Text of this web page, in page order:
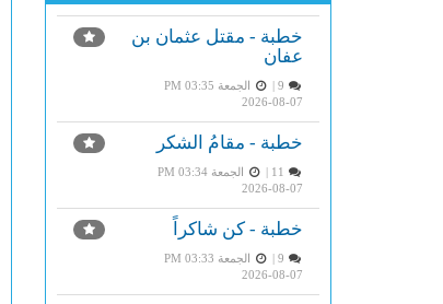
خطبة - مقتل عثمان بن
عفان
الجمعة PM 03:35
2026-08-07
خطبة - مقامُ الشكر
الجمعة PM 03:34
2026-08-07
خطبة - كن شاكراً
الجمعة PM 03:33
2026-08-07